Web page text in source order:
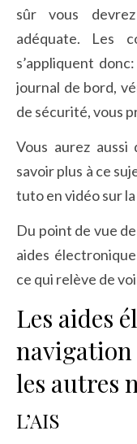
sûr vous
adéquate. Les
s’appliquent
journal de bord,
de sécurité, vous
Vous aurez
savoir plus à ce
tuto en vidéo sur la
Du point de vue
aides
ce qui relève de
Les aides
navigation
les autres
L’AIS